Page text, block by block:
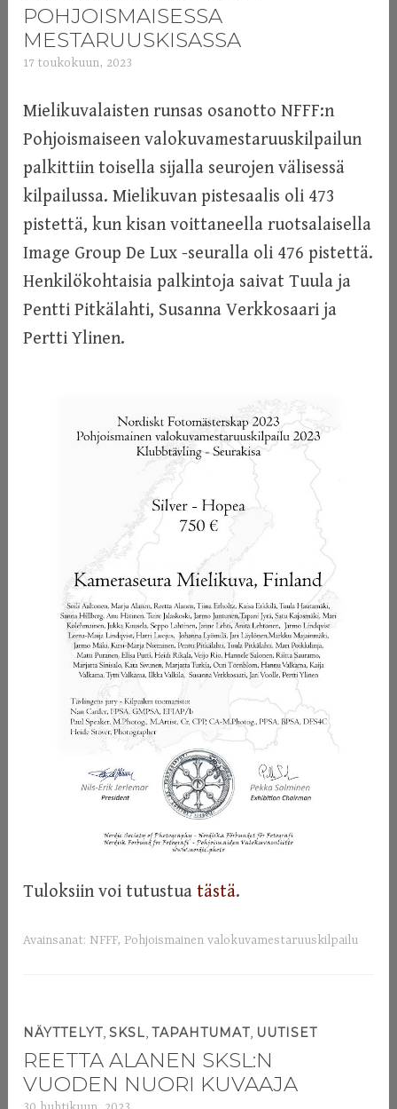
POHJOISMAISESSA
MESTARUUSKISASSA
17 toukokuun, 2023
m
Mielikuvalaisten runsas osanotto NFFF:n
Pohjoismaiseen valokuvamestaruuskilpailun
palkittiin toisella sijalla seurojen välisessä
kilpailussa. Mielikuvan pistesaalis oli 473
pistettä, kun kisan voittaneella ruotsalaisella
Image Group De Lux -seuralla oli 476 pistettä.
Henkilökohtaisia palkintoja saivat Tuula ja
Pentti Pitkälahti, Susanna Verkkosaari ja
Pertti Ylinen.
Tuloksiin voi tutustuatästä.
Avainsanat: NFFF, Pohjoismainen valokuvamestaruuskilpailu
NÄYTTELYT ,SKSL ,TAPAHTUMAT UUTISET
REETTA ALANEN SKSL:N
VUODEN NUORI KUVAAJA